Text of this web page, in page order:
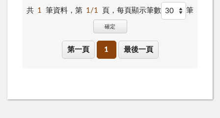
共 1 筆資料，第 1/1 頁， 每頁顯示筆數 筆
確定
第一頁 1 最後一頁